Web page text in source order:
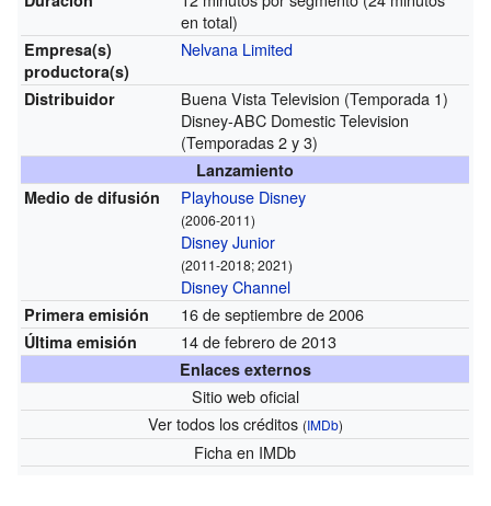
en total)
Empresa(s)
productora(s)
Nelvana Limited
Distribuidor
Buena Vista Television (Temporada 1)
Disney-ABC Domestic Television
(Temporadas 2 y 3)
Lanzamiento
Medio de difusión
Playhouse Disney
(2006-2011)
Disney Junior
(2011-2018; 2021)
Disney Channel
Primera emisión 16 de septiembre de 2006
Última emisión 14 de febrero de 2013
Enlaces externos
Sitio web oficial
Ver todos los créditos (IMDb)
Fichaen IMDb